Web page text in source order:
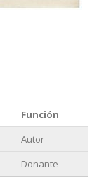
Función
Autor
Donante